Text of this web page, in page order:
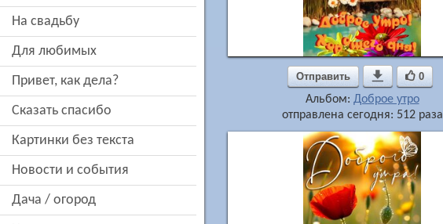
на свадьбу
для любимых
привет, как дела?
сказать спасибо
картинки без текста
новости и события
дача / огород
Отправить  0
Альбом: Доброе утро
отправлена сегодня: 512 раза